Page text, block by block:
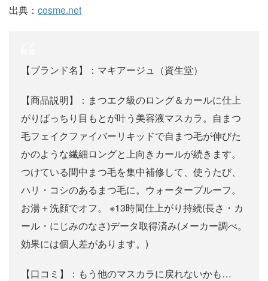
出典： cosme.net
【ブランド名】：マキアージュ（資生堂）
【商品説明】：まつエク級のロング＆カールに仕上
がりぱっちり目もとが叶う美容液マスカラ。自まつ
毛フェイクファイバーリキッドで自まつ毛が伸びた
かのような繊細ロングと上向きカールが続きます。
つけている間中まつ毛を集中補修して、使うたび、
ハリ・コシのあるまつ毛に。ウォータープルーフ。
お湯＋洗顔でオフ。 ※13時間仕上がり持続(長さ・カ
ール・にじみのなさ)データ取得済み(メーカー調べ。
効果には個人差があります。)
【口コミ】：もう他のマスカラに戻れないかも…